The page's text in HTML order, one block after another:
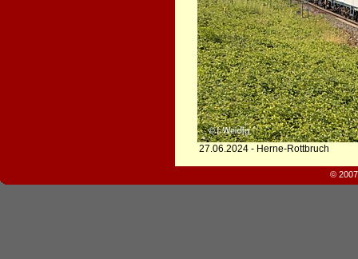
27.06.2024 - Herne-Rottbruch
©